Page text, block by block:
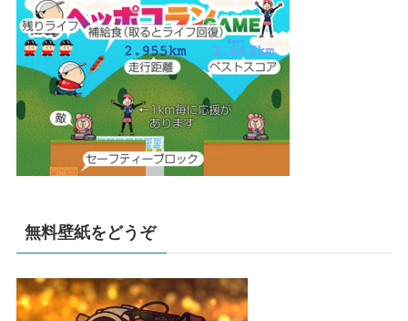
無料壁紙をどうぞ